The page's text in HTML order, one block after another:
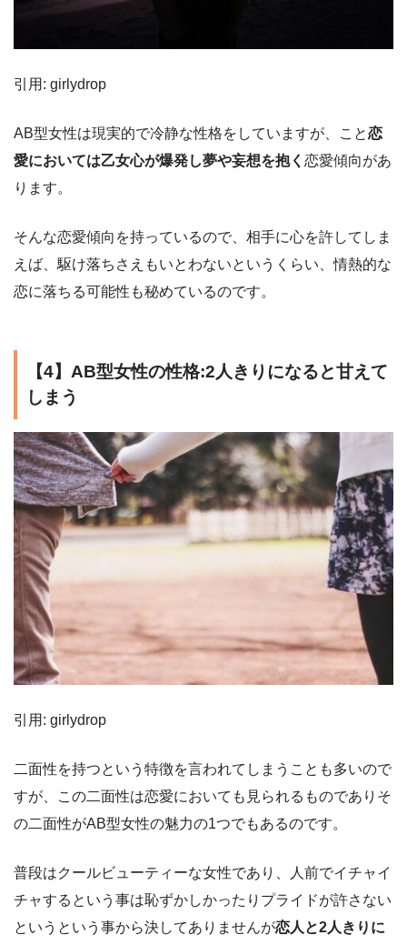
引用: girlydrop
AB型女性は現実的で冷静な性格をしていますが、こと恋
愛においては乙女心が爆発し夢や妄想を抱く 恋愛傾向があ
ります。
そんな恋愛傾向を持っているので、相手に心を許してしま
えば、駆け落ちさえもいとわないというくらい、情熱的な
恋に落ちる可能性も秘めているのです。
【4】AB型女性の性格:2人きりになると甘えて
しまう
引用: girlydrop
二面性を持つという特徴を言われてしまうことも多いので
すが、この二面性は恋愛においても見られるものでありそ
の二面性がAB型女性の魅力の1つでもあるのです。
普段はクールビューティーな女性であり、人前でイチャイ
チャするという事は恥ずかしかったりプライドが許さない
というという事から決してありませんが恋人と2人きりに